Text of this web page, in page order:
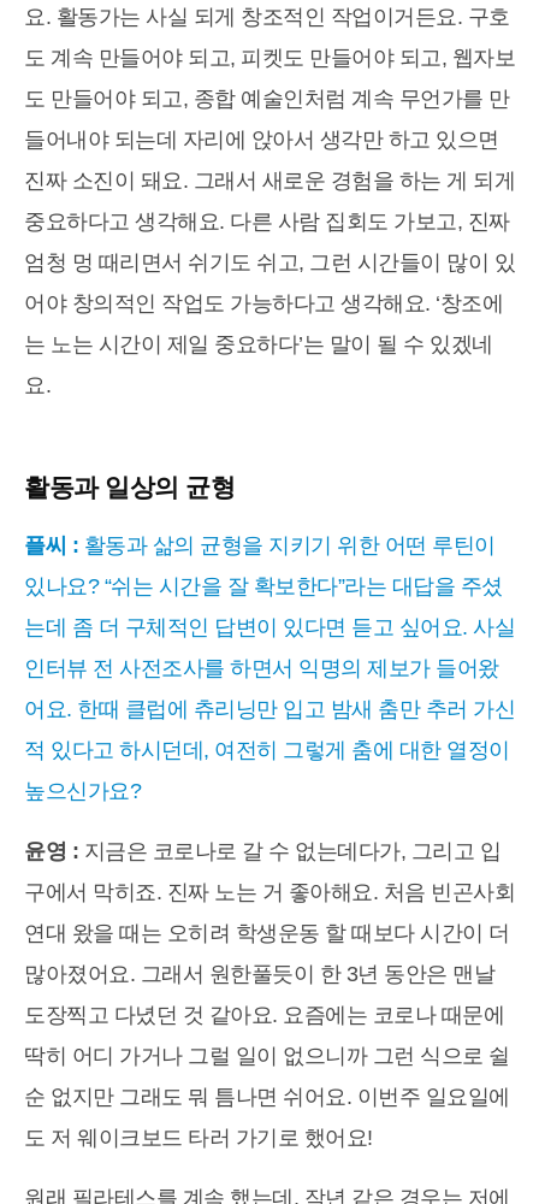
요. 활동가는 사실 되게 창조적인 작업이거든요. 구호
도 계속 만들어야 되고, 피켓도 만들어야 되고, 웹자보
도 만들어야 되고, 종합 예술인처럼 계속 무언가를 만
들어내야 되는데 자리에 앉아서 생각만 하고 있으면
진짜 소진이 돼요. 그래서 새로운 경험을 하는 게 되게
중요하다고 생각해요. 다른 사람 집회도 가보고, 진짜
엄청 멍 때리면서 쉬기도 쉬고, 그런 시간들이 많이 있
어야 창의적인 작업도 가능하다고 생각해요. ‘창조에
는 노는 시간이 제일 중요하다’는 말이 될 수 있겠네
요.
활동과 일상의 균형
플씨 : 활동과 삶의 균형을 지키기 위한 어떤 루틴이
있나요? “쉬는 시간을 잘 확보한다”라는 대답을 주셨
는데 좀 더 구체적인 답변이 있다면 듣고 싶어요. 사실
인터뷰 전 사전조사를 하면서 익명의 제보가 들어왔
어요. 한때 클럽에 츄리닝만 입고 밤새 춤만 추러 가신
적 있다고 하시던데, 여전히 그렇게 춤에 대한 열정이
높으신가요?
윤영 : 지금은 코로나로 갈 수 없는데다가, 그리고 입
구에서 막히죠. 진짜 노는 거 좋아해요. 처음 빈곤사회
연대 왔을 때는 오히려 학생운동 할 때보다 시간이 더
많아졌어요. 그래서 원한풀듯이 한 3년 동안은 맨날
도장찍고 다녔던 것 같아요. 요즘에는 코로나 때문에
딱히 어디 가거나 그럴 일이 없으니까 그런 식으로 쉴
순 없지만 그래도 뭐 틈나면 쉬어요. 이번주 일요일에
도 저 웨이크보드 타러 가기로 했어요!
원래 필라테스를 계속 했는데, 작년 같은 경우는 저에